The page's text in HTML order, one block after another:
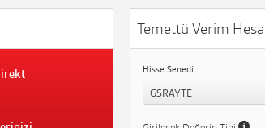
Temettü Verim
Hisse Senedi
GSRAYTE